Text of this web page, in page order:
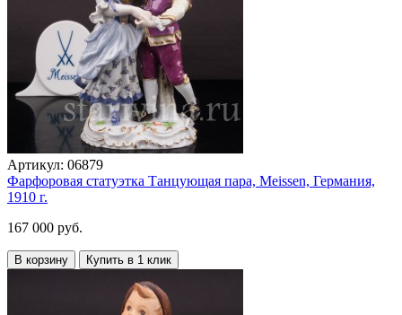
Артикул: 06879
Фарфоровая статуэтка Танцующая пара, Meissen, Германия,
1910 г.
167 000 руб.
В корзину Купить в 1 клик